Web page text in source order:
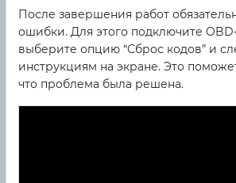
После завершения работ
ошибки. Для этого подключите
выберите опцию “Сброс кодов” и
инструкциям на экране. Это
что проблема была решена.